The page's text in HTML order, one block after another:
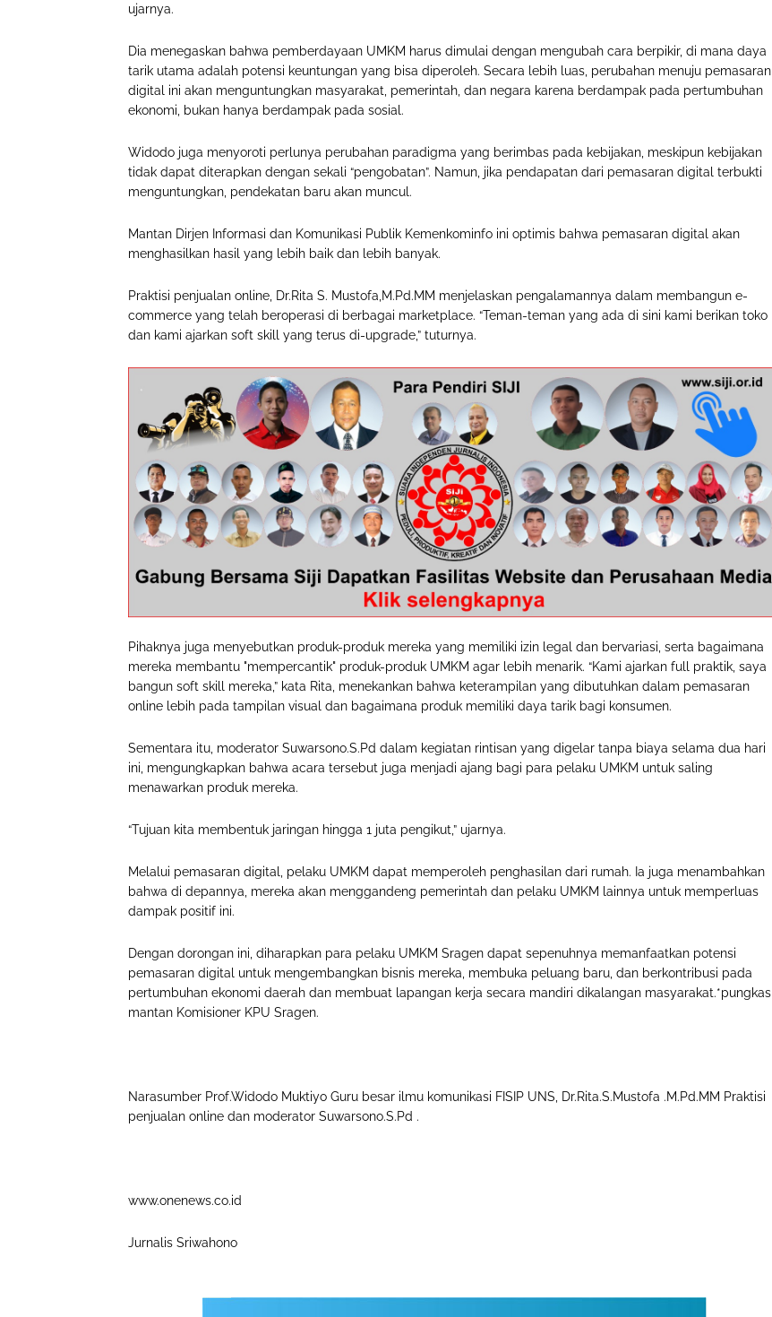
ujarnya.
Dia menegaskan bahwa pemberdayaan UMKM harus dimulai dengan mengubah cara berpikir, di mana daya
tarik utama adalah potensi keuntungan yang bisa diperoleh. Secara lebih luas, perubahan menuju pemasaran
digital ini akan menguntungkan masyarakat, pemerintah, dan negara karena berdampak pada pertumbuhan
ekonomi, bukan hanya berdampak pada sosial.
Widodo juga menyoroti perlunya perubahan paradigma yang berimbas pada kebijakan, meskipun kebijakan
tidak dapat diterapkan dengan sekali “pengobatan”. Namun, jika pendapatan dari pemasaran digital terbukti
menguntungkan, pendekatan baru akan muncul.
Mantan Dirjen Informasi dan Komunikasi Publik Kemenkominfo ini optimis bahwa pemasaran digital akan
menghasilkan hasil yang lebih baik dan lebih banyak.
Praktisi penjualan online, Dr.Rita S. Mustofa,M.Pd.MM menjelaskan pengalamannya dalam membangun e-
commerce yang telah beroperasi di berbagai marketplace. “Teman-teman yang ada di sini kami berikan toko
dan kami ajarkan soft skill yang terus di-upgrade,” tuturnya.
Pihaknya juga menyebutkan produk-produk mereka yang memiliki izin legal dan bervariasi, serta bagaimana
mereka membantu "mempercantik" produk-produk UMKM agar lebih menarik. “Kami ajarkan full praktik, saya
bangun soft skill mereka,” kata Rita, menekankan bahwa keterampilan yang dibutuhkan dalam pemasaran
online lebih pada tampilan visual dan bagaimana produk memiliki daya tarik bagi konsumen.
Sementara itu, moderator Suwarsono.S.Pd dalam kegiatan rintisan yang digelar tanpa biaya selama dua hari
ini, mengungkapkan bahwa acara tersebut juga menjadi ajang bagi para pelaku UMKM untuk saling
menawarkan produk mereka.
“Tujuan kita membentuk jaringan hingga 1 juta pengikut,” ujarnya.
Melalui pemasaran digital, pelaku UMKM dapat memperoleh penghasilan dari rumah. Ia juga menambahkan
bahwa di depannya, mereka akan menggandeng pemerintah dan pelaku UMKM lainnya untuk memperluas
dampak positif ini.
Dengan dorongan ini, diharapkan para pelaku UMKM Sragen dapat sepenuhnya memanfaatkan potensi
pemasaran digital untuk mengembangkan bisnis mereka, membuka peluang baru, dan berkontribusi pada
pertumbuhan ekonomi daerah dan membuat lapangan kerja secara mandiri dikalangan masyarakat.*pungkas
mantan Komisioner KPU Sragen.
Narasumber Prof.Widodo Muktiyo Guru besar ilmu komunikasi FISIP UNS, Dr.Rita.S.Mustofa .M.Pd.MM Praktisi
penjualan online dan moderator Suwarsono.S.Pd .
www.onenews.co.id
Jurnalis Sriwahono